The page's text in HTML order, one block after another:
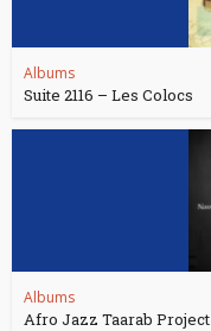
Albums
Suite 2116 – Les Colocs
Albums
Afro Jazz Taarab Project